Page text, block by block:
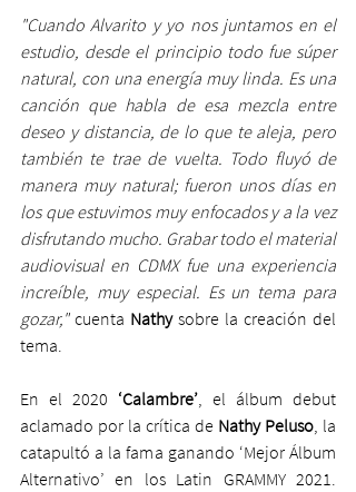
"Cuando Alvarito y yo nos juntamos en el
estudio, desde el principio todo fue súper
natural, con una energía muy linda. Es una
canción que habla de esa mezcla entre
deseo y distancia, de lo que te aleja, pero
también te trae de vuelta. Todo fluyó de
manera muy natural; fueron unos días en
los que estuvimos muy enfocados y a la vez
disfrutando mucho. Grabar todo el material
audiovisual en CDMX fue una experiencia
increíble, muy especial. Es un tema para
gozar," cuenta Nathy sobre la creación del
tema.
En el 2020 ‘Calambre’, el álbum debut
aclamado por la crítica de Nathy Peluso, la
catapultó a la fama ganando ‘Mejor Álbum
Alternativo’ en los Latin GRAMMY 2021.